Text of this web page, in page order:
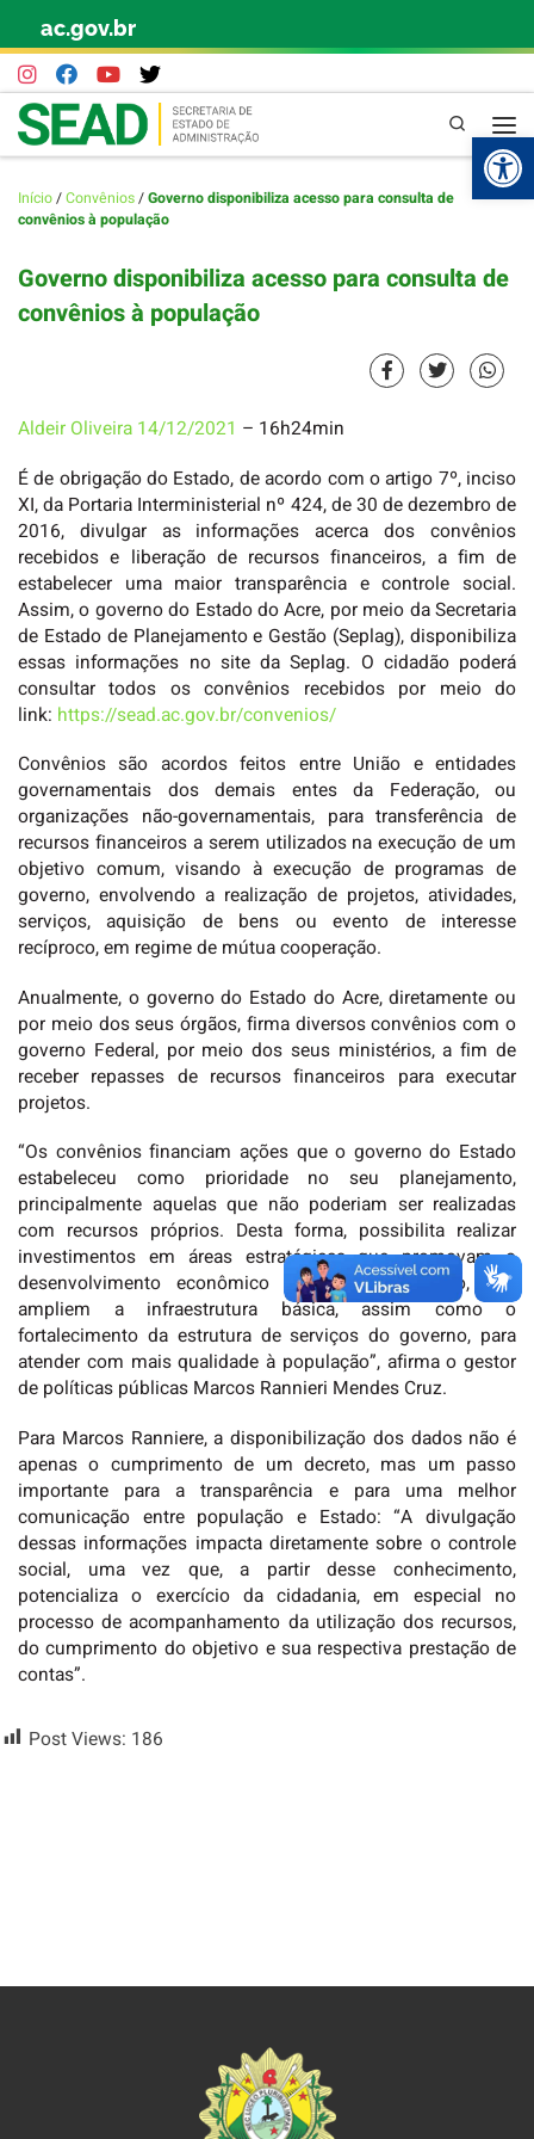
Skip to content
ac.gov.br
Pesquisa
Início/Convênios/Governo disponibiliza acesso para consulta de
convênios à população
Governo disponibiliza acesso para consulta de
convênios à população
Aldeir Oliveira 14/12/2021 – 16h24min
É de obrigação do Estado, de acordo com o artigo 7º, inciso
XI, da Portaria Interministerial nº 424, de 30 de dezembro de
2016, divulgar as informações acerca dos convênios
recebidos e liberação de recursos financeiros, a fim de
estabelecer uma maior transparência e controle social.
Assim, o governo do Estado do Acre, por meio da Secretaria
de Estado de Planejamento e Gestão (Seplag), disponibiliza
essas informações no site da Seplag. O cidadão poderá
consultar todos os convênios recebidos por meio do
link: https://sead.ac.gov.br/convenios/
Convênios são acordos feitos entre União e entidades
governamentais dos demais entes da Federação, ou
organizações não-governamentais, para transferência de
recursos financeiros a serem utilizados na execução de um
objetivo comum, visando à execução de programas de
governo, envolvendo a realização de projetos, atividades,
serviços, aquisição de bens ou evento de interesse
recíproco, em regime de mútua cooperação.
Anualmente, o governo do Estado do Acre, diretamente ou
por meio dos seus órgãos, firma diversos convênios com o
governo Federal, por meio dos seus ministérios, a fim de
receber repasses de recursos financeiros para executar
projetos.
“Os convênios financiam ações que o governo do Estado
estabeleceu como prioridade no seu planejamento,
principalmente aquelas que não poderiam ser realizadas
com recursos próprios. Desta forma, possibilita realizar
investimentos em áreas estratégicas que promovam o
desenvolvimento econômico e social do estado, que
ampliem a infraestrutura básica, assim como o
fortalecimento da estrutura de serviços do governo, para
atender com mais qualidade à população”, afirma o gestor
de políticas públicas Marcos Rannieri Mendes Cruz.
Para Marcos Ranniere, a disponibilização dos dados não é
apenas o cumprimento de um decreto, mas um passo
importante para a transparência e para uma melhor
comunicação entre população e Estado: “A divulgação
dessas informações impacta diretamente sobre o controle
social, uma vez que, a partir desse conhecimento,
potencializa o exercício da cidadania, em especial no
processo de acompanhamento da utilização dos recursos,
do cumprimento do objetivo e sua respectiva prestação de
contas”.
Post Views: 186